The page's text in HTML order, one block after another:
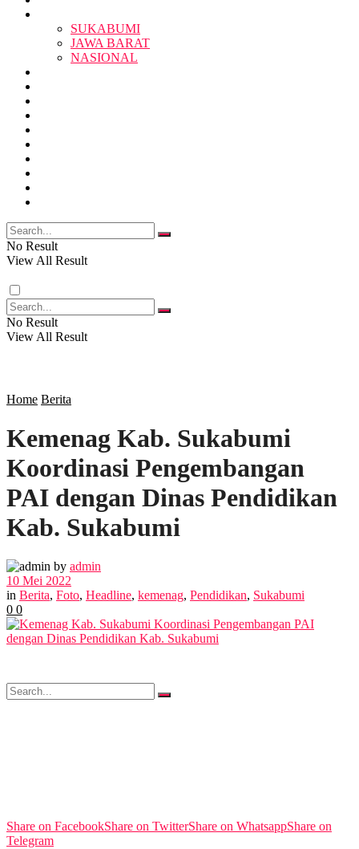
SUKABUMI
PENDIDIKAN
SOSOK
POLITIK
OPINI
FOTO
VIDEO
SUKABUMI
JAWA BARAT
NASIONAL
No Result
View All Result
No Result
View All Result
Home Berita
Kemenag Kab. Sukabumi
Koordinasi Pengembangan
PAI dengan Dinas Pendidikan
Kab. Sukabumi
by admin
10 Mei 2022
in Berita, Foto, Headline, kemenag, Pendidikan, Sukabumi
0 0
Share on FacebookShare on TwitterShare on WhatsappShare on
Telegram